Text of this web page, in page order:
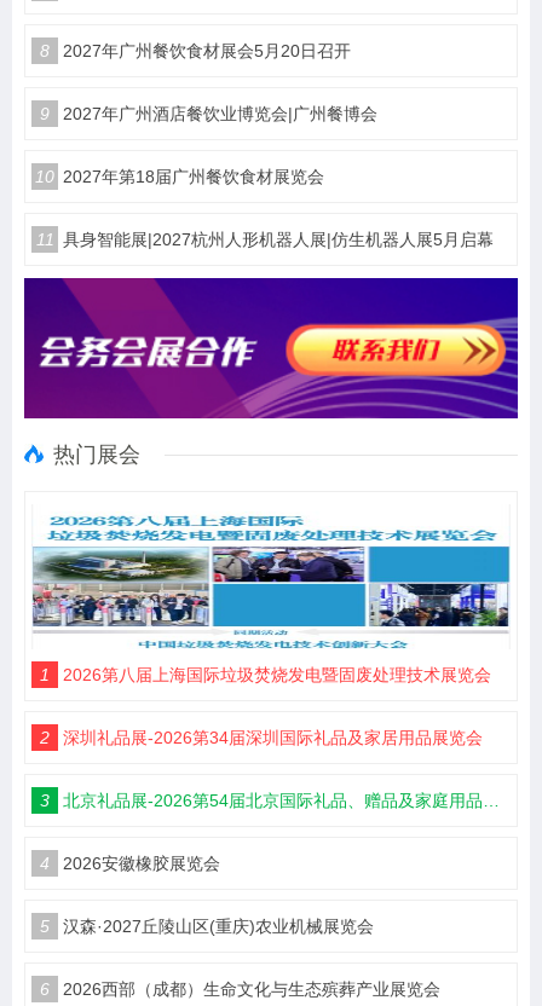
8 2027年广州餐饮食材展会5月20日召开
9 2027年广州酒店餐饮业博览会|广州餐博会
10 2027年第18届广州餐饮食材展览会
11 具身智能展|2027杭州人形机器人展|仿生机器人展5月启幕
热门展会
1 2026第八届上海国际垃圾焚烧发电暨固废处理技术展览会
2 深圳礼品展-2026第34届深圳国际礼品及家居用品展览会
3 北京礼品展-2026第54届北京国际礼品、赠品及家庭用品展览会
4 2026安徽橡胶展览会
5 汉森·2027丘陵山区(重庆)农业机械展览会
6 2026西部（成都）生命文化与生态殡葬产业展览会